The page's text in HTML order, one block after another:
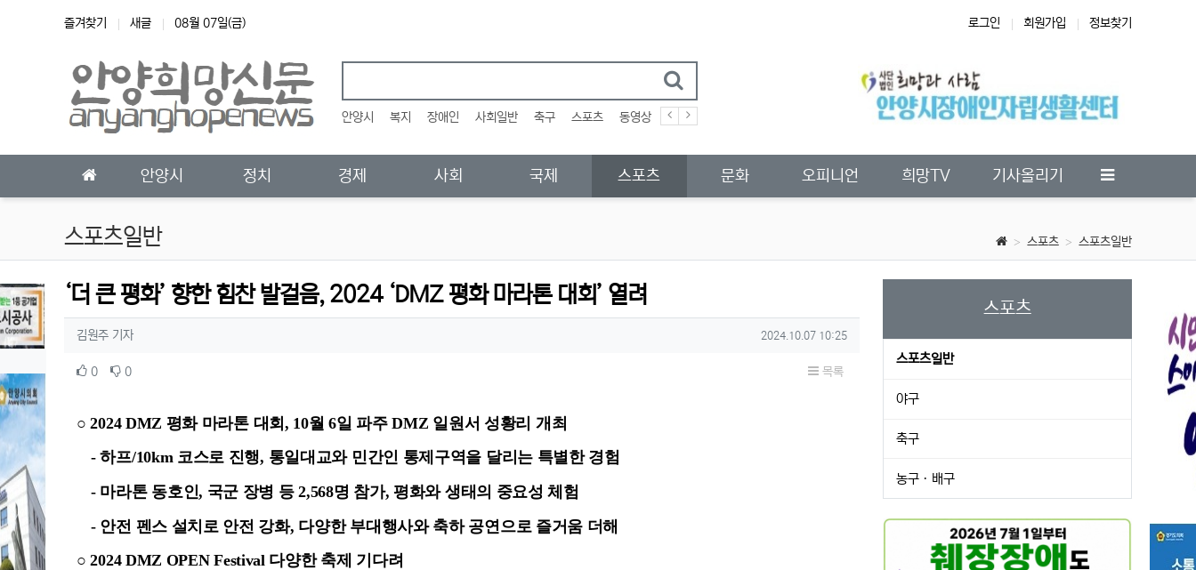
상단 네비즐겨찾기 새글 08월 07일(금) 로그인 회원가입 정보찾기
안양시 복지 장애인 사회일반 축구 스포츠 동영상
안양시 정치 경제 사회 국제 스포츠 문화 오피니언 희망TV 기사올리기
스포츠일반 스포츠 스포츠일반
‘더 큰 평화’ 향한 힘찬 발걸음, 2024 ‘DMZ 평화 마라톤 대회’ 열려
작성자 정보
김원주 기자작성 작성일
2024.10.07 10:25
컨텐츠 정보
0추천 0비추천 목록
본문
○ 2024 DMZ 평화 마라톤 대회, 10월 6일 파주 DMZ 일원서 성황리 개최
- 하프/10km 코스로 진행, 통일대교와 민간인 통제구역을 달리는 특별한 경험
- 마라톤 동호인, 국군 장병 등 2,568명 참가, 평화와 생태의 중요성 체험
- 안전 펜스 설치로 안전 강화, 다양한 부대행사와 축하 공연으로 즐거움 더해
○ 2024 DMZ OPEN Festival 다양한 축제 기다려
스포츠
스포츠일반
야구
축구
농구ㆍ배구